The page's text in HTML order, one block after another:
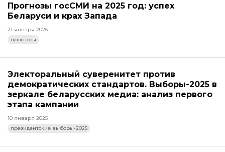
Прогнозы госСМИ на 2025 год: успех
Беларуси и крах Запада
21 января 2025
прогнозы
Электоральный суверенитет против
демократических стандартов. Выборы-2025 в
зеркале беларусских медиа: анализ первого
этапа кампании
10 января 2025
президентские выборы-2025